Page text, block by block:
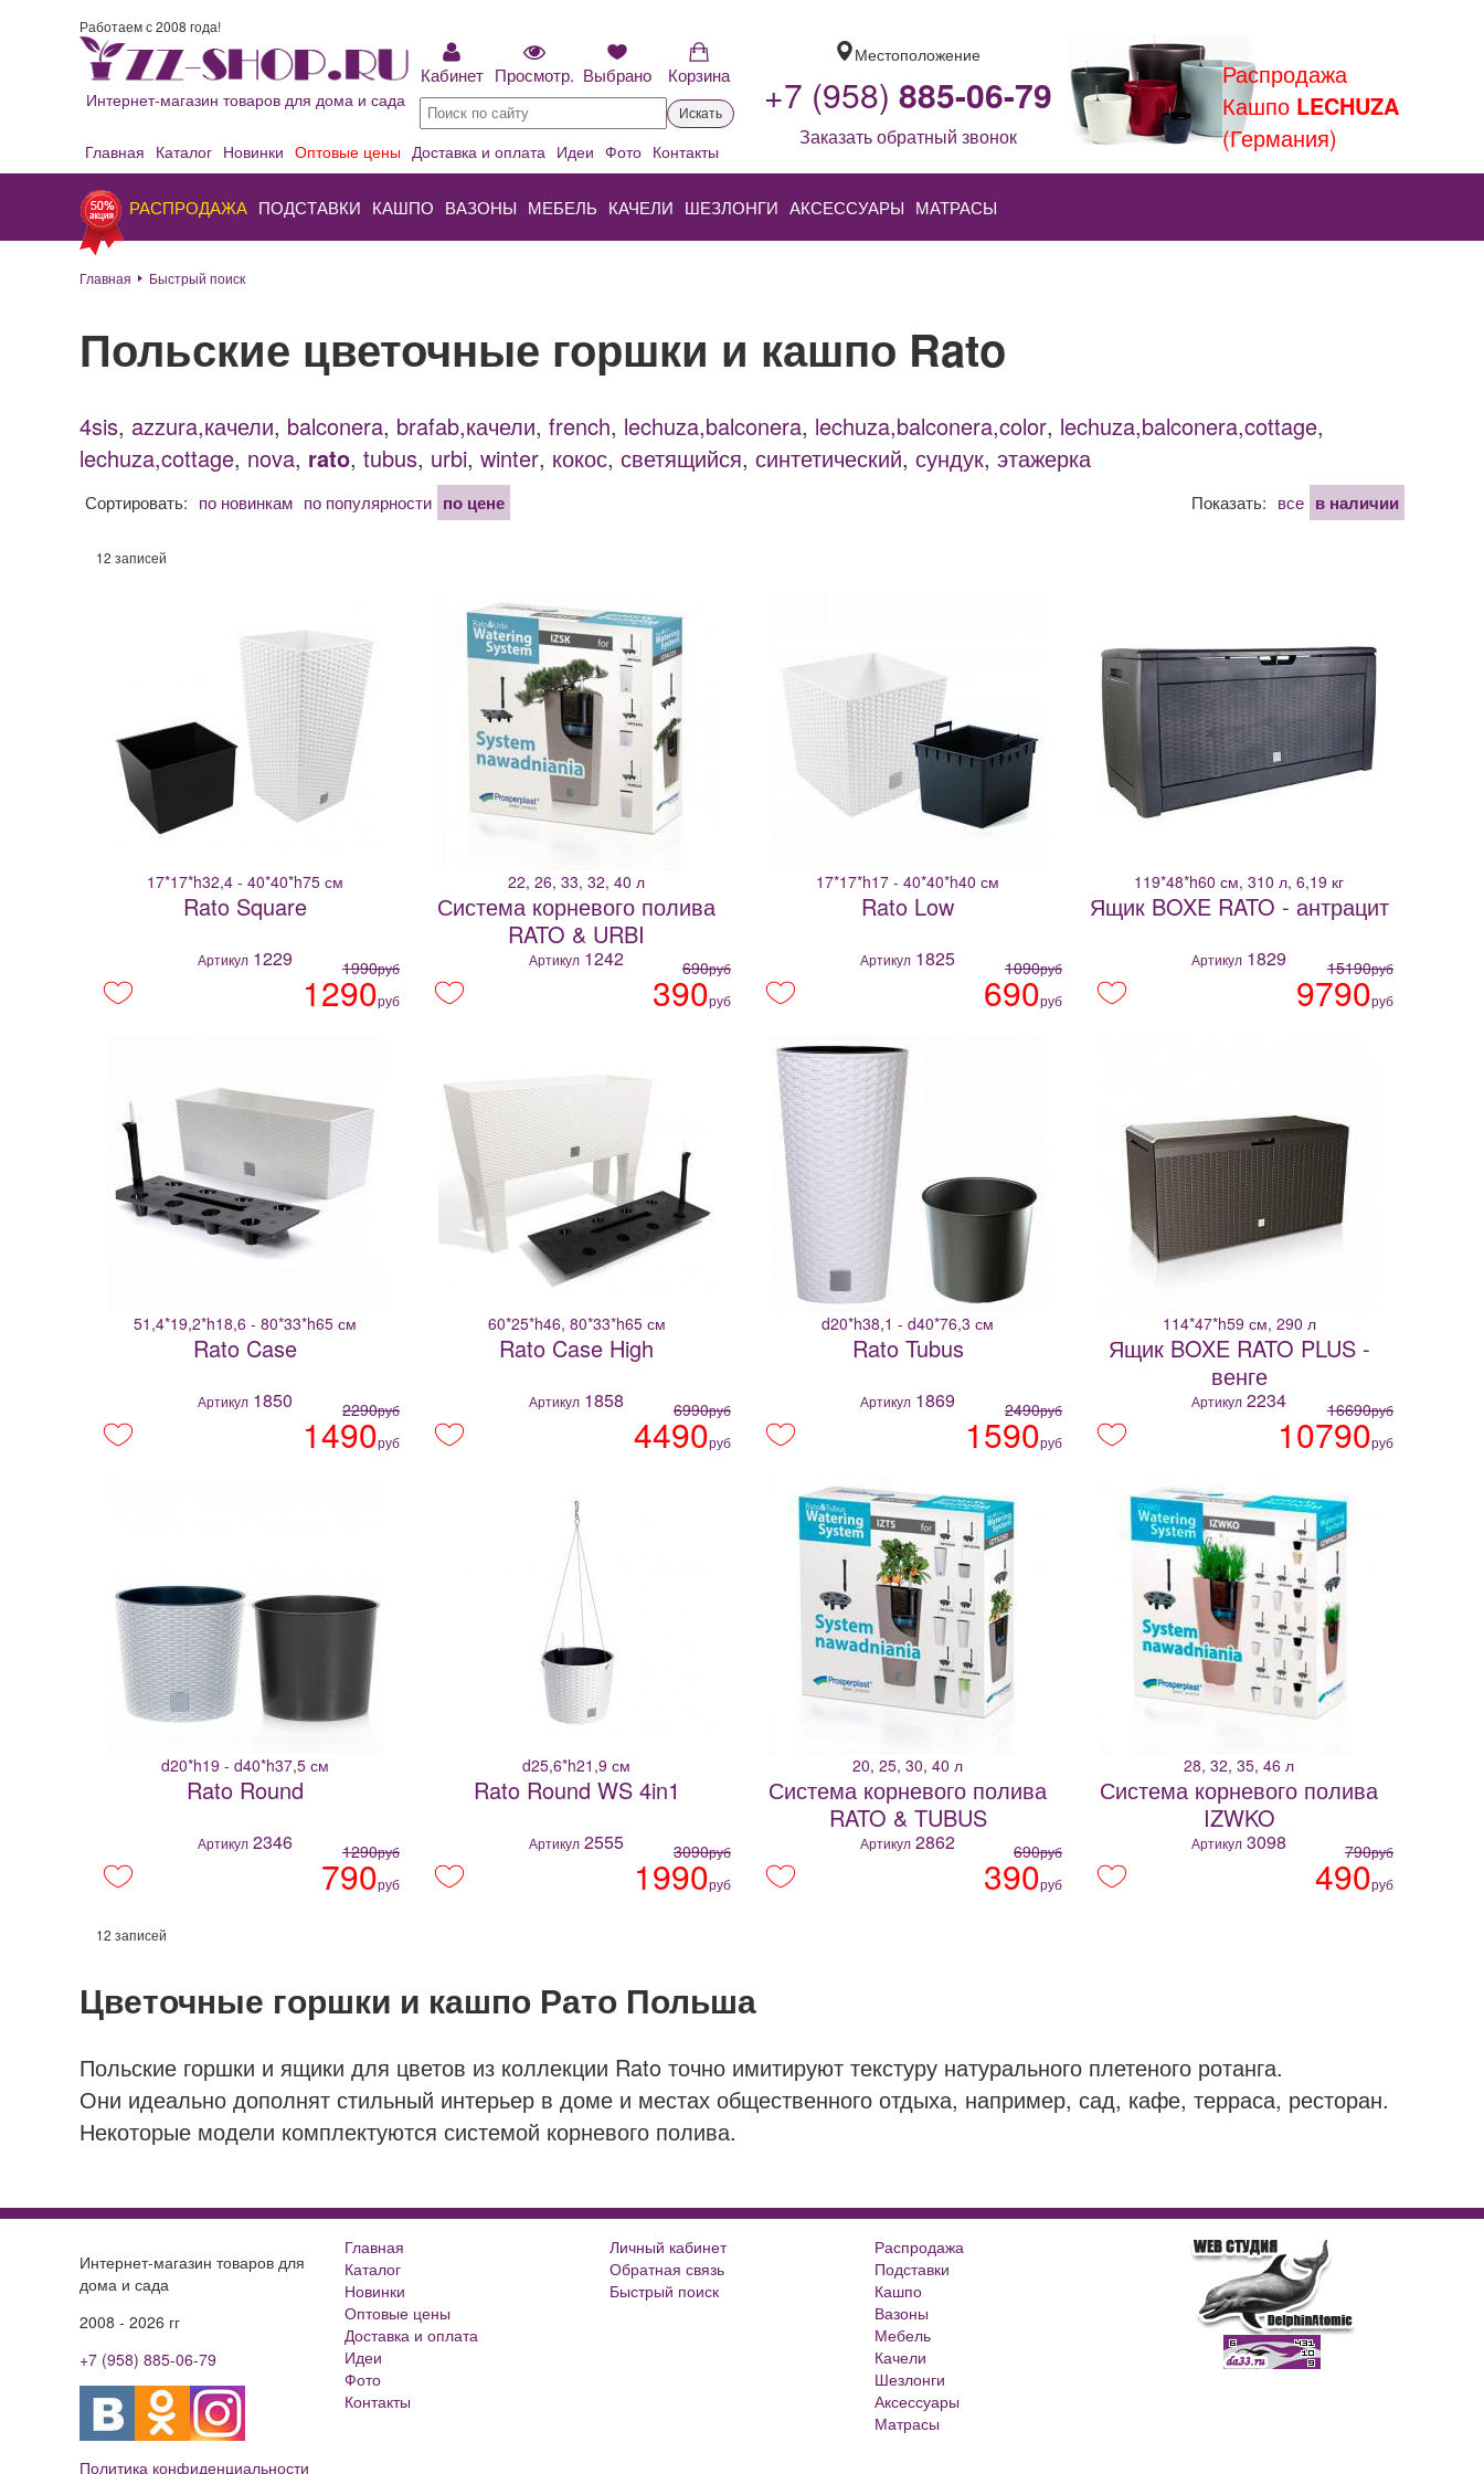
Работаем с 2008 года!
Интернет-магазин товаров для дома и сада
Кабинет Просмотр. Выбрано Корзина
Искать
Местоположение
+7 (958) 885-06-79
Заказать обратный звонок
Распродажа
Кашпо LECHUZA
(Германия)
Главная Каталог Новинки Оптовые цены Доставка и оплата Идеи Фото Контакты
РАСПРОДАЖА ПОДСТАВКИ КАШПО ВАЗОНЫ МЕБЕЛЬ КАЧЕЛИ ШЕЗЛОНГИ АКСЕССУАРЫ МАТРАСЫ
Главная Быстрый поиск
Польские цветочные горшки и кашпо Rato
4sis, azzura,качели, balconera, brafab,качели, french, lechuza,balconera, lechuza,balconera,color, lechuza,balconera,cottage,
lechuza,cottage, nova, rato, tubus, urbi, winter, кокос, светящийся, синтетический, сундук, этажерка
Сортировать: по новинкам по популярности по цене Показать: все в наличии
12 записей
17*17*h32,4 - 40*40*h75 см
Rato Square
Артикул 1229 1990руб
1290руб
22, 26, 33, 32, 40 л
Система корневого полива
RATO & URBI
Артикул 1242 690руб
390руб
17*17*h17 - 40*40*h40 см
Rato Low
Артикул 1825 1090руб
690руб
119*48*h60 см, 310 л, 6,19 кг
Ящик BOXE RATO - антрацит
Артикул 1829 15190руб
9790руб
51,4*19,2*h18,6 - 80*33*h65 см
Rato Case
Артикул 1850 2290руб
1490руб
60*25*h46, 80*33*h65 см
Rato Case High
Артикул 1858 6990руб
4490руб
d20*h38,1 - d40*76,3 см
Rato Tubus
Артикул 1869 2490руб
1590руб
114*47*h59 см, 290 л
Ящик BOXE RATO PLUS -
венге
Артикул 2234 16690руб
10790руб
d20*h19 - d40*h37,5 см
Rato Round
Артикул 2346 1290руб
790руб
d25,6*h21,9 см
Rato Round WS 4in1
Артикул 2555 3090руб
1990руб
20, 25, 30, 40 л
Система корневого полива
RATO & TUBUS
Артикул 2862 690руб
390руб
28, 32, 35, 46 л
Система корневого полива
IZWKO
Артикул 3098 790руб
490руб
12 записей
Цветочные горшки и кашпо Рато Польша
Польские горшки и ящики для цветов из коллекции Rato точно имитируют текстуру натурального плетеного ротанга.
Они идеально дополнят стильный интерьер в доме и местах общественного отдыха, например, сад, кафе, терраса, ресторан.
Некоторые модели комплектуются системой корневого полива.
Интернет-магазин товаров для
дома и сада
2008 - 2026 гг
+7 (958) 885-06-79
Политика конфиденциальности
Главная
Каталог
Новинки
Оптовые цены
Доставка и оплата
Идеи
Фото
Контакты
Личный кабинет
Обратная связь
Быстрый поиск
Распродажа
Подставки
Кашпо
Вазоны
Мебель
Качели
Шезлонги
Аксессуары
Матрасы